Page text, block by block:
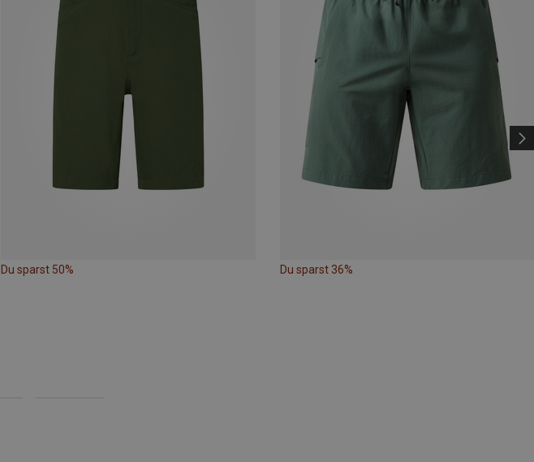
Du sparst 50% Du sparst 36%